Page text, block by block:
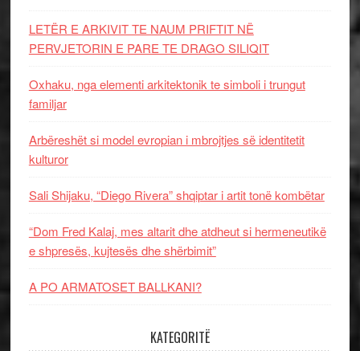
LETËR E ARKIVIT TE NAUM PRIFTIT NË
PERVJETORIN E PARE TE DRAGO SILIQIT
Oxhaku, nga elementi arkitektonik te simboli i trungut
familjar
Arbëreshët si model evropian i mbrojtjes së identitetit
kulturor
Sali Shijaku, “Diego Rivera” shqiptar i artit tonë kombëtar
“Dom Fred Kalaj, mes altarit dhe atdheut si hermeneutikë
e shpresës, kujtesës dhe shërbimit”
A PO ARMATOSET BALLKANI?
KATEGORITË